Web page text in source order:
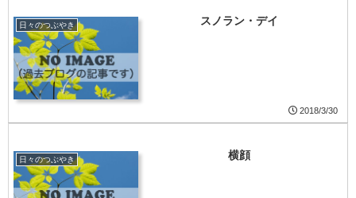
日々のつぶやき スノラン・デイ
2018/3/30
日々のつぶやき 横顔